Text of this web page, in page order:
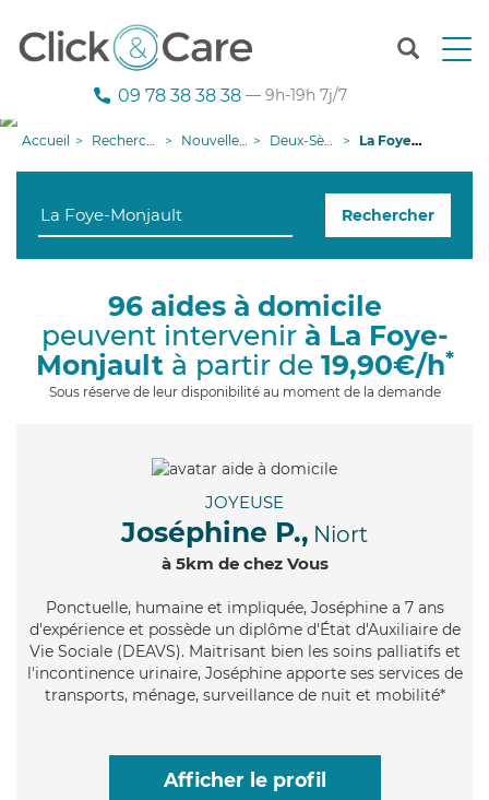
T
n
g
09 78 38 38 38 — 9h-19h 7j/7
Accueil Recherche aide à domicile Nouvelle-Aquitaine Deux-Sèvres La Foye-Monjault
Rechercher
96 aides à domicile
peuvent intervenir à La Foye-
Monjaultà partir de 19,90€/h*
Sous réserve de leur disponibilité au moment de la demande
JOYEUSE
Joséphine P., Niort
à 5km de chez Vous
Ponctuelle, humaine et impliquée, Joséphine a 7 ans
d'expérience et possède un diplôme d'État d'Auxiliaire de
Vie Sociale (DEAVS). Maitrisant bien les soins palliatifs et
l'incontinence urinaire, Joséphine apporte ses services de
transports, ménage, surveillance de nuit et mobilité*
Afficher le profil